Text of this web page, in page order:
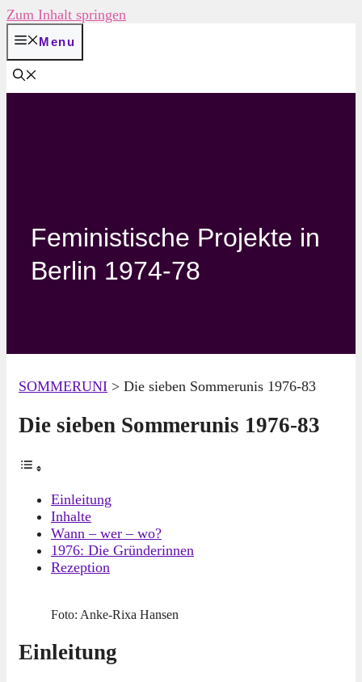
Zum Inhalt springen
Menu
Feministische Projekte in
Berlin 1974-78
SOMMERUNI > Die sieben Sommerunis 1976-83
Die sieben Sommerunis 1976-83
Einleitung
Inhalte
Wann – wer – wo?
1976: Die Gründerinnen
Rezeption
Foto: Anke-Rixa Hansen
Einleitung